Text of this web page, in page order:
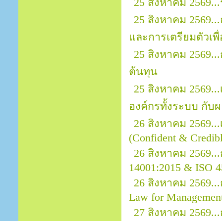
25 สิงหาคม
25 สิงหาคม
และการเตรียมตัวเ
25 สิงหาคม
ต้นทุน
25 สิงหาคม
องค์กรทั้งระบบ กับ
26 สิงหาคม
(Confident &
26 สิงหาคม
14001:2015 & ISO
26 สิงหาคม
Law for
27 สิงหาคม